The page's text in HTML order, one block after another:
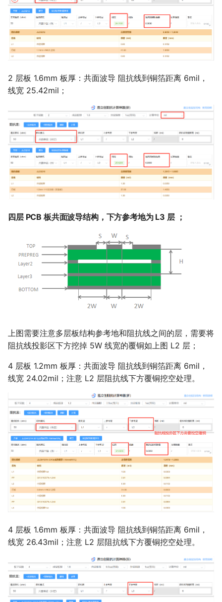
2 层板 1.6mm 板厚：共面波导 阻抗线到铜箔距离 6mil，
线宽 25.42mil；
四层 PCB 板共面波导结构，下方参考地为 L3 层 ；
上图需要注意多层板结构参考地和阻抗线之间的层，需要将
阻抗线投影区下方挖掉 5W 线宽的覆铜如上图 L2 层；
4 层板 1.2mm 板厚：共面波导 阻抗线到铜箔距离 6mil，
线宽 24.02mil；注意 L2 层阻抗线下方覆铜挖空处理。
4 层板 1.6mm 板厚：共面波导 阻抗线到铜箔距离 6mil，
线宽 26.43mil；注意 L2 层阻抗线下方覆铜挖空处理。